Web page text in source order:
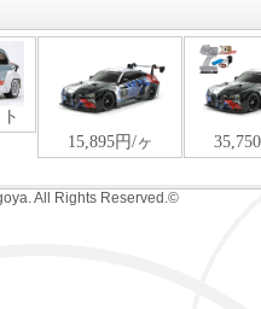
All Rights Reserved.©